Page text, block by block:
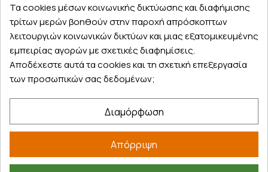
Εξυπηρέτηση πελατών
Λογαριασμός
Τα αγαπημένα μου
Τρόποι παραγγελίας
Τρόποι πληρωμής
Επιστροφές προϊοντων
Τα cookies μέσων κοινωνικής δικτύωσης και διαφήμισης
τρίτων μερών βοηθούν στην παροχή απρόσκοπτων
λειτουργιών κοινωνικών δικτύων και μιας εξατομικευμένης
εμπειρίας αγορών με σχετικές διαφημίσεις.
Αποδέχεστε αυτά τα cookies και τη σχετική επεξεργασία
των προσωπικών σας δεδομένων;
Διαμόρφωση
Απόρριψη